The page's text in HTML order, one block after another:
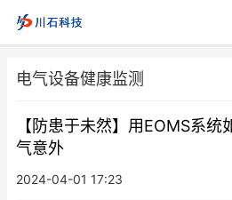
电气设备健康监测
【防患于未然】用EOMS系
气意外
2024-04-01 17:23